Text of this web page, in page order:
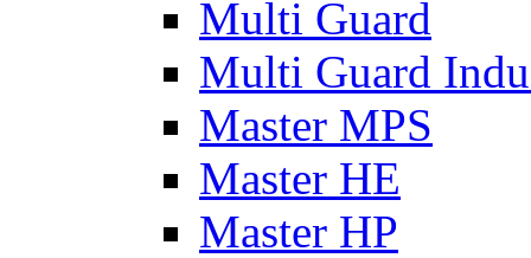
Multi Guard
Multi Guard
Master MPS
Master HE
Master HP